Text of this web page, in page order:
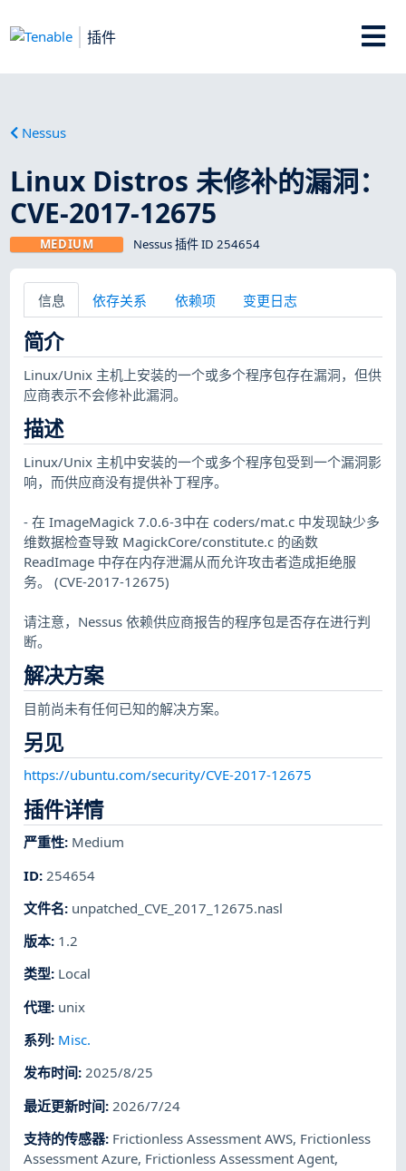
插件
Nessus
Linux Distros 未修补的漏洞：
CVE-2017-12675
MEDIUM Nessus 插件 ID 254654
信息 依存关系 依赖项 变更日志
简介
Linux/Unix 主机上安装的一个或多个程序包存在漏洞，但供
应商表示不会修补此漏洞。
描述
Linux/Unix 主机中安装的一个或多个程序包受到一个漏洞影
响，而供应商没有提供补丁程序。
- 在 ImageMagick 7.0.6-3中在 coders/mat.c 中发现缺少多
维数据检查导致 MagickCore/constitute.c 的函数
ReadImage 中存在内存泄漏从而允许攻击者造成拒绝服
务。 (CVE-2017-12675)
请注意，Nessus 依赖供应商报告的程序包是否存在进行判
断。
解决方案
目前尚未有任何已知的解决方案。
另见
https://ubuntu.com/security/CVE-2017-12675
插件详情
严重性: Medium
ID: 254654
文件名: unpatched_CVE_2017_12675.nasl
版本: 1.2
类型: Local
代理: unix
系列 : Misc.
发布时间:2025/8/25
最近更新时间: 2026/7/24
支持的传感器: Frictionless Assessment AWS, Frictionless
Assessment Azure, Frictionless Assessment Agent,